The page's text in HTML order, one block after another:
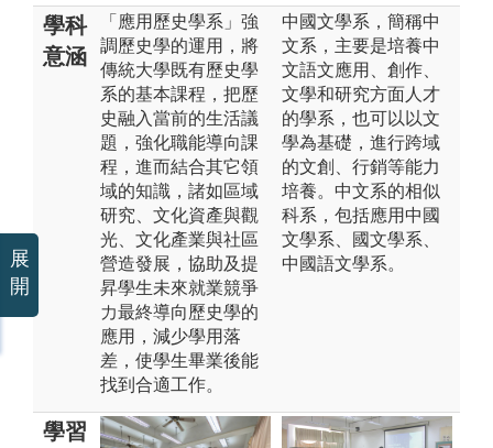
學科
意涵
「應用歷史學系」強
調歷史學的運用，將
傳統大學既有歷史學
系的基本課程，把歷
史融入當前的生活議
題，強化職能導向課
程，進而結合其它領
域的知識，諸如區域
研究、文化資產與觀
光、文化產業與社區
營造發展，協助及提
昇學生未來就業競爭
力最終導向歷史學的
應用，減少學用落
差，使學生畢業後能
找到合適工作。
中國文學系，簡稱中
文系，主要是培養中
文語文應用、創作、
文學和研究方面人才
的學系，也可以以文
學為基礎，進行跨域
的文創、行銷等能力
培養。中文系的相似
科系，包括應用中國
文學系、國文學系、
中國語文學系。
學習
展
開